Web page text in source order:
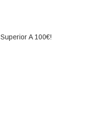
A 100€!